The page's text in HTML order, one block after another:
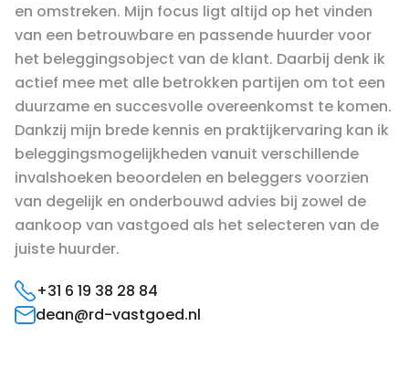
en omstreken. Mijn focus ligt altijd op het vinden
van een betrouwbare en passende huurder voor
het beleggingsobject van de klant. Daarbij denk ik
actief mee met alle betrokken partijen om tot een
duurzame en succesvolle overeenkomst te komen.
Dankzij mijn brede kennis en praktijkervaring kan ik
beleggingsmogelijkheden vanuit verschillende
invalshoeken beoordelen en beleggers voorzien
van degelijk en onderbouwd advies bij zowel de
aankoop van vastgoed als het selecteren van de
juiste huurder.
‪+31 6 19 38 28 84‬
dean@rd-vastgoed.nl